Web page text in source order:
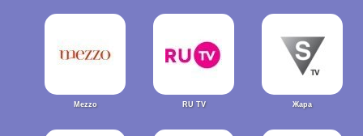
Mezzo RU TV Жара